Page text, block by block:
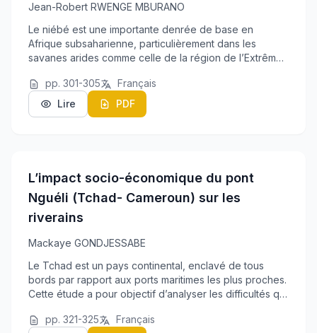
Jean-Robert RWENGE MBURANO
Le niébé est une importante denrée de base en
Afrique subsaharienne, particulièrement dans les
savanes arides comme celle de la région de l’Extrême-
alimentaires des populations du Mayo-Kani et constit...
pp. 301-305
Français
Lire
PDF
L’impact socio-économique du pont
Nguéli (Tchad- Cameroun) sur les
riverains
Mackaye GONDJESSABE
Le Tchad est un pays continental, enclavé de tous
bords par rapport aux ports maritimes les plus proches.
Cette étude a pour objectif d’analyser les difficultés qui
retombées de son désenclavement vi...
pp. 321-325
Français